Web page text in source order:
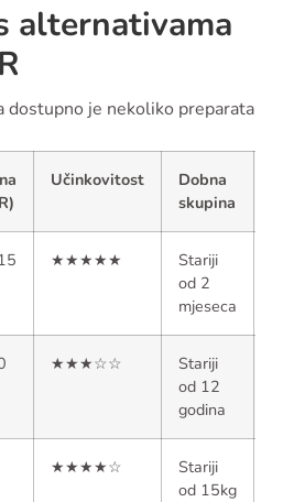
alternativama
dostupno je nekoliko preparata
Učinkovitost
Dobna
skupina
★★★★★
Stariji
od 2
mjeseca
★★★☆☆
Stariji
od 12
godina
★★★★☆
Stariji
od 15kg